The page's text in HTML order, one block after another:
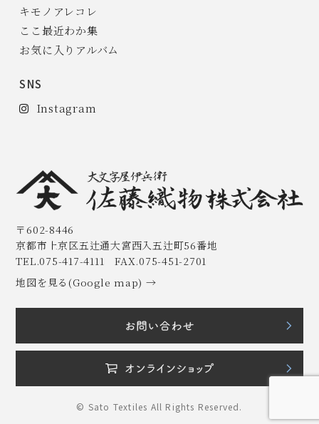
キモノアレコレ
ここ最近わか集
お気に入りアルバム
SNS
Instagram
〒602-8446
京都市上京区五辻通大宮西入五辻町56番地
TEL.075-417-4111 FAX.075-451-2701
地図を見る(Google map) →
© Sato Textiles All Rights Reserved.